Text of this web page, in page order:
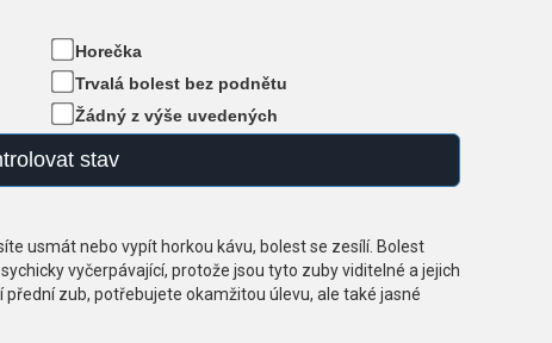
Horečka
Trvalá bolest bez podnětu
Žádný z výše uvedených
stav
usmát nebo vypít horkou kávu, bolest se zesílí. Bolest
vyčerpávající, protože jsou tyto zuby viditelné a jejich
zub, potřebujete okamžitou úlevu, ale také jasné